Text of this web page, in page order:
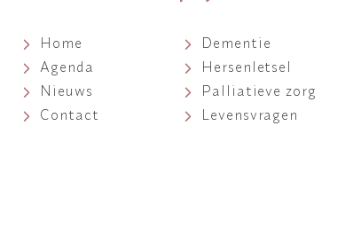
Home
Agenda
Nieuws
Contact
Dementie
Hersenletsel
Palliatieve zorg
Levensvragen